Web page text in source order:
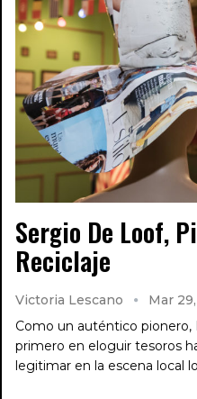
Sergio De Loof,
Reciclaje
Victoria Lescano
Mar
Como un auténtico pionero,
primero en eloguir tesoros
legitimar en la escena local